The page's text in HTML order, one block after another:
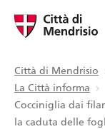
Città di Mendrisio
La Città informa
Cocciniglia dai
la caduta delle